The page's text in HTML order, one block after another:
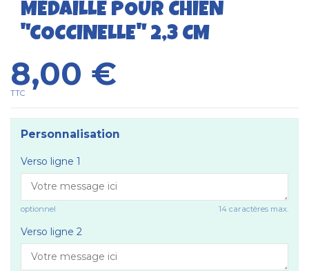
MÉDAILLE POUR CHIEN
"COCCINELLE" 2,3 CM
8,00 €
TTC
Personnalisation
Verso ligne 1
optionnel 14 caractères max.
Verso ligne 2